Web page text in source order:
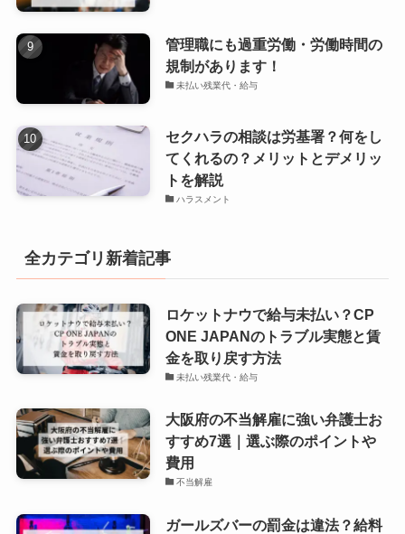
管理職にも過重労働・労働時間の
規制があります！
未払い残業代・給与
セクハラの相談は労基署？何をし
てくれるの？メリットとデメリッ
トを解説
ハラスメント
全カテゴリ新着記事
ロケットナウで給与未払い？CP
ONE JAPANのトラブル実態と賃
金を取り戻す方法
未払い残業代・給与
大阪府の不当解雇に強い弁護士お
すすめ7選｜選ぶ際のポイントや
費用
不当解雇
ガールズバーの罰金は違法？給料